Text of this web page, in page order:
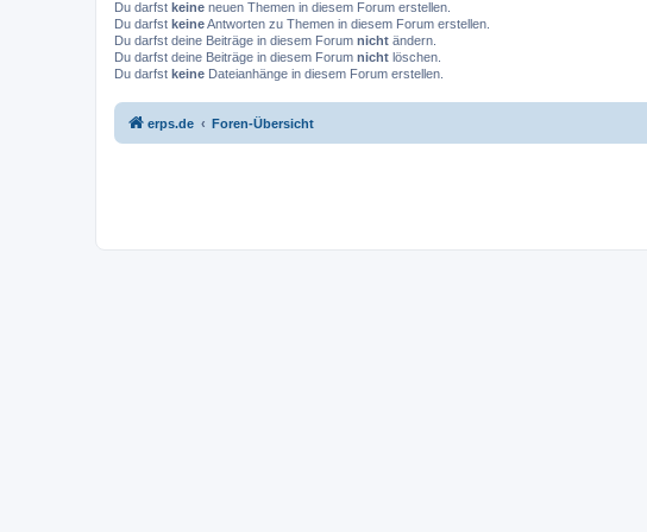
Du darfst keine neuen Themen in diesem Forum erstellen.
Du darfst keineAntworten zu Themen in diesem Forum erstellen.
Du darfst deine Beiträge in diesem Forum nicht ändern.
Du darfst deine Beiträge in diesem Forum nicht löschen.
Du darfst keine Dateianhänge in diesem Forum erstellen.
erps.de Foren-Übersicht